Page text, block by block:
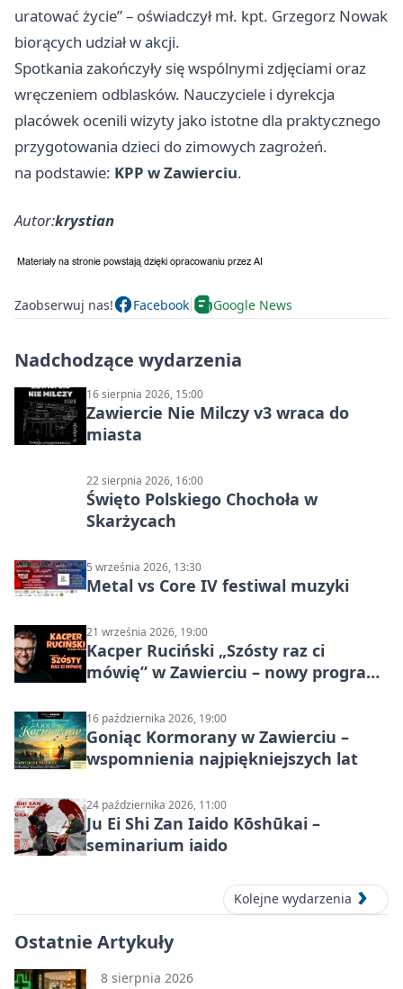
uratować życie” – oświadczył mł. kpt. Grzegorz Nowak
biorących udział w akcji.
Spotkania zakończyły się wspólnymi zdjęciami oraz
wręczeniem odblasków. Nauczyciele i dyrekcja
placówek ocenili wizyty jako istotne dla praktycznego
przygotowania dzieci do zimowych zagrożeń.
na podstawie: KPP w Zawierciu.
Autor:krystian
Zaobserwuj nas! Facebook Google News
Nadchodzące wydarzenia
16 sierpnia 2026, 15:00
Zawiercie Nie Milczy v3 wraca do
miasta
22 sierpnia 2026, 16:00
Święto Polskiego Chochoła w
Skarżycach
5 września 2026, 13:30
Metal vs Core IV festiwal muzyki
21 września 2026, 19:00
Kacper Ruciński „Szósty raz ci
mówię” w Zawierciu – nowy program
16 października 2026, 19:00
Goniąc Kormorany w Zawierciu –
wspomnienia najpiękniejszych lat
24 października 2026, 11:00
Ju Ei Shi Zan Iaido Kōshūkai –
seminarium iaido
Kolejne wydarzenia
Ostatnie Artykuły
8 sierpnia 2026